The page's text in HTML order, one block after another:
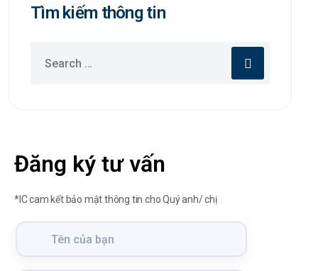
Tìm kiếm thông tin
Đăng ký tư vấn
*IC cam kết bảo mật thông tin cho Quý anh/ chị